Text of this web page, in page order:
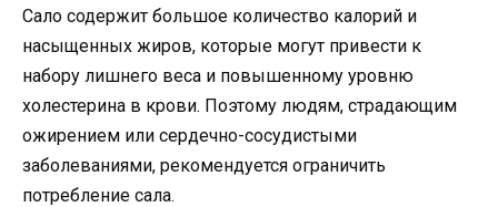
Сало содержит большое количество калорий и
насыщенных жиров, которые могут привести к
набору лишнего веса и повышенному уровню
холестерина в крови. Поэтому людям, страдающим
ожирением или сердечно-сосудистыми
заболеваниями, рекомендуется ограничить
потребление сала.